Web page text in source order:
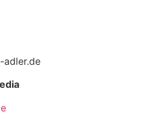
adler.de